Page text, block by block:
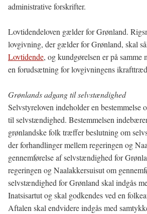
administrative forskrifter.
Lovtidendeloven gælder for Grønland.
lovgivning, der gælder for Grønland, skal
Lovtidende, og kundgørelsen er på samme
en forudsætning for lovgivningens
Grønlands adgang til selvstændighed
Selvstyreloven indeholder en bestemmelse
til selvstændighed. Bestemmelsen
grønlandske folk træffer beslutning om
der forhandlinger mellem regeringen og
gennemførelse af selvstændighed for
regeringen og Naalakkersuisut om
selvstændighed for Grønland skal indgås
Inatsisartut og skal godkendes ved en
Aftalen skal endvidere indgås med